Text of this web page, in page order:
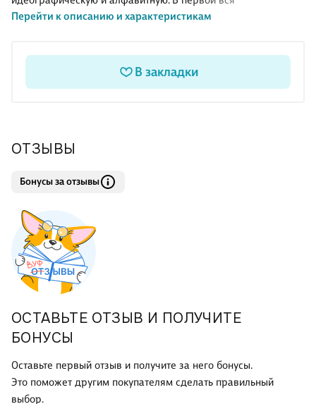
рассматриваемая эмотивная лексика русского языка дается
эмоций. Всего представлено 11 210 единиц описания, 39
семантических групп и 291 подгруппа, количественный
что облегчит пользователю
Перейти к описанию и характеристикам
В закладки
ОТЗЫВЫ
Бонусы за отзывы
ОСТАВЬТЕ ОТЗЫВ И ПОЛУЧИТЕ
БОНУСЫ
Оставьте первый отзыв и получите за него бонусы.
Это поможет другим покупателям сделать правильный
выбор.